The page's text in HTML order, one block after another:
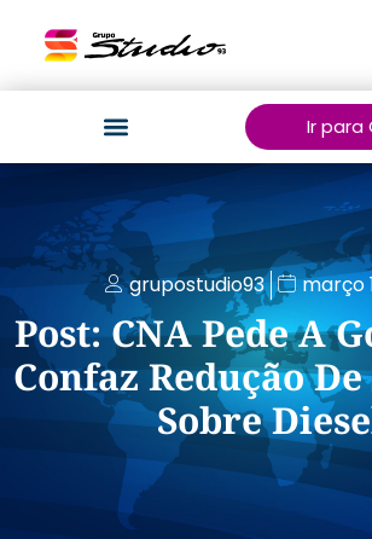
Ir para
grupostudio93 março
Post: CNA Pede A
Confaz Redução
Sobre